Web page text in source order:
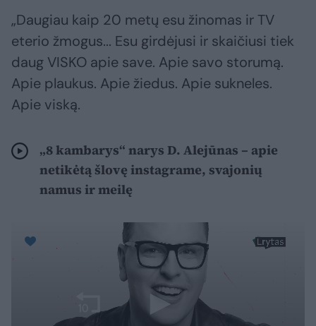
„Daugiau kaip 20 metų esu žinomas ir TV
eterio žmogus... Esu girdėjusi ir skaičiusi tiek
daug VISKO apie save. Apie savo storumą.
Apie plaukus. Apie žiedus. Apie sukneles.
Apie viską.
„8 kambarys“ narys D. Alejūnas – apie
netikėtą šlovę instagrame, svajonių
namus ir meilę